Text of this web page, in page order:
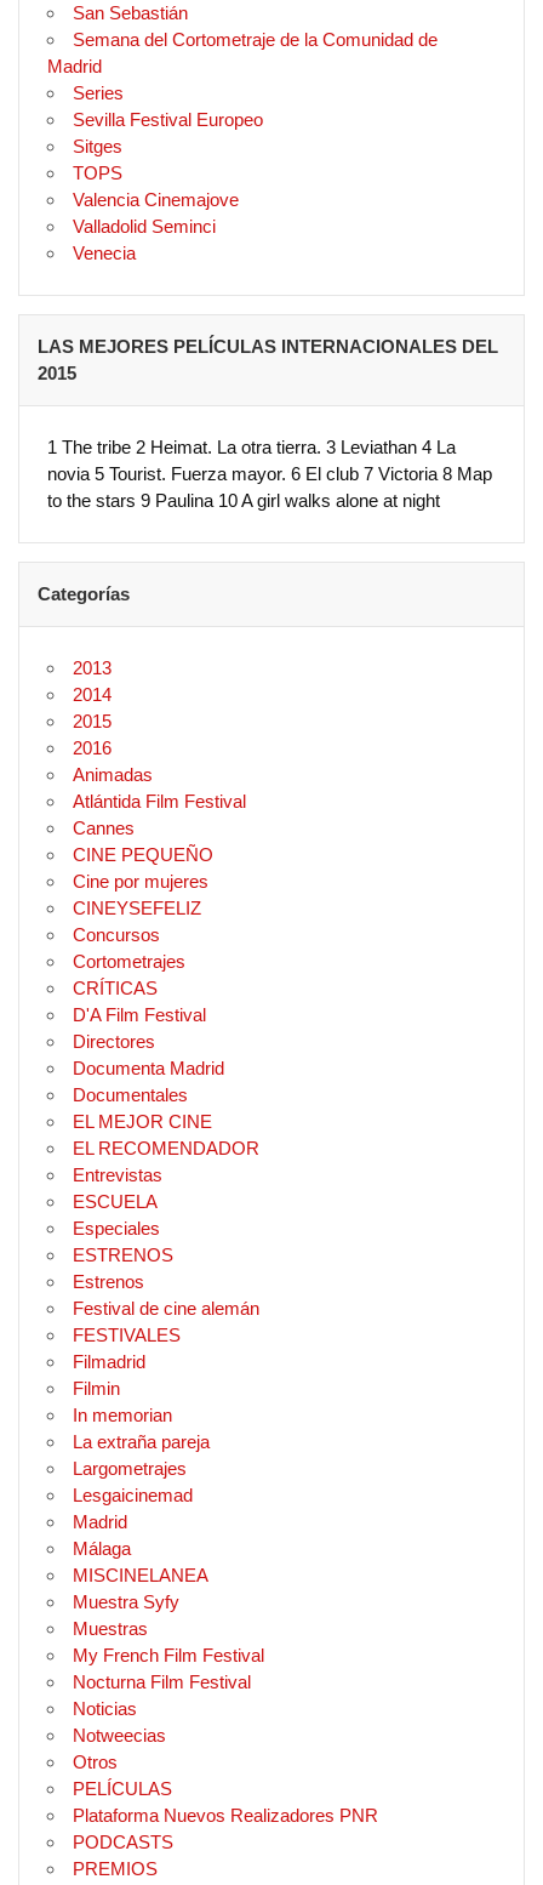
San Sebastián
Semana del Cortometraje de la Comunidad de
Madrid
Series
Sevilla Festival Europeo
Sitges
TOPS
Valencia Cinemajove
Valladolid Seminci
Venecia
LAS MEJORES PELÍCULAS INTERNACIONALES DEL
2015
1 The tribe 2 Heimat. La otra tierra. 3 Leviathan 4 La
novia 5 Tourist. Fuerza mayor. 6 El club 7 Victoria 8 Map
to the stars 9 Paulina 10 A girl walks alone at night
Categorías
2013
2014
2015
2016
Animadas
Atlántida Film Festival
Cannes
CINE PEQUEÑO
Cine por mujeres
CINEYSEFELIZ
Concursos
Cortometrajes
CRÍTICAS
D'A Film Festival
Directores
Documenta Madrid
Documentales
EL MEJOR CINE
EL RECOMENDADOR
Entrevistas
ESCUELA
Especiales
ESTRENOS
Estrenos
Festival de cine alemán
FESTIVALES
Filmadrid
Filmin
In memorian
La extraña pareja
Largometrajes
Lesgaicinemad
Madrid
Málaga
MISCINELANEA
Muestra Syfy
Muestras
My French Film Festival
Nocturna Film Festival
Noticias
Notweecias
Otros
PELÍCULAS
Plataforma Nuevos Realizadores PNR
PODCASTS
PREMIOS